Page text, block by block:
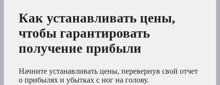
Как устанавливать цены,
чтобы гарантировать
получение прибыли
Начните устанавливать цены, перевернув свой отчет
о прибылях и убытках с ног на голову.